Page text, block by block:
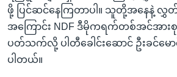
ဖို့ ပြင်ဆင်နေကြတာပါ။ သူတို့အနေနဲ့
အကြောင်း NDF ဒီမိုကရက်တစ်အင်အား
ပတ်သက်လို့ ပါတီခေါင်းဆောင် ဦးခင်မေ
ပါတယ်။